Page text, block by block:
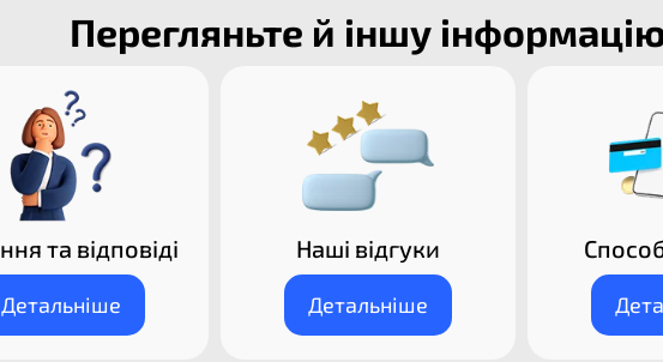
Перегляньте й іншу
та відповіді
Детальніше
Наші відгуки
Детальніше